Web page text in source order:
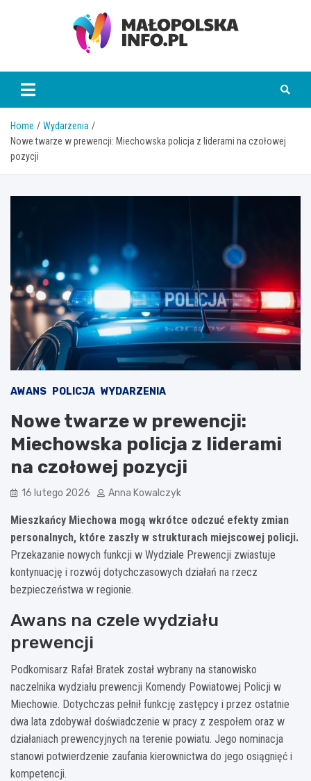
Małopolska Info
Home
Wydarzenia
Nowe twarze w prewencji: Miechowska policja z liderami na czołowej
pozycji
AWANS POLICJA WYDARZENIA
Nowe twarze w prewencji:
Miechowska policja z liderami
na czołowej pozycji
16 lutego 2026 Anna Kowalczyk
Mieszkańcy Miechowa mogą wkrótce odczuć efekty zmian
personalnych, które zaszły w strukturach miejscowej policji.
Przekazanie nowych funkcji w Wydziale Prewencji zwiastuje
kontynuację i rozwój dotychczasowych działań na rzecz
bezpieczeństwa w regionie.
Awans na czele wydziału
prewencji
Podkomisarz Rafał Bratek został wybrany na stanowisko
naczelnika wydziału prewencji Komendy Powiatowej Policji w
Miechowie. Dotychczas pełnił funkcję zastępcy i przez ostatnie
dwa lata zdobywał doświadczenie w pracy z zespołem oraz w
działaniach prewencyjnych na terenie powiatu. Jego nominacja
stanowi potwierdzenie zaufania kierownictwa do jego osiągnięć i
kompetencji.